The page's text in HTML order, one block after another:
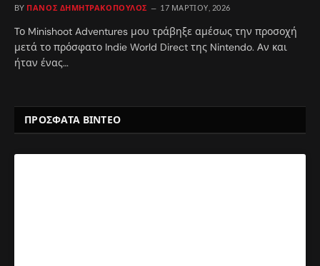
BY ΠΆΝΟΣ ΔΗΜΗΤΡΑΚΌΠΟΥΛΟΣ 17 ΜΑΡΤΊΟΥ, 2026
Το Minishoot Adventures μου τράβηξε αμέσως την προσοχή
μετά το πρόσφατο Indie World Direct της Nintendo. Αν και
ήταν ένας…
ΠΡΟΣΦΑΤΑ ΒΙΝΤΕΟ